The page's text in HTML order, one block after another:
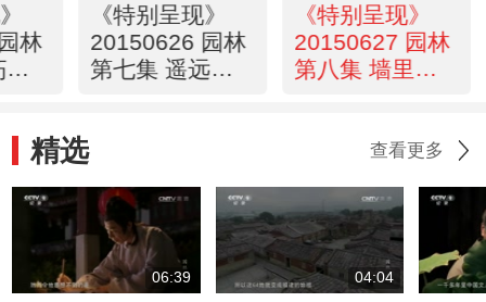
林
的
《特别呈现》
20150626 园林
第七集 遥远的
《特别呈现》
20150627 园林
第八集 墙里的
精选 查看更多
06:39 04:04